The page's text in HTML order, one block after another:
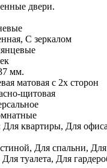
двери.
С зеркалом
мм.
матовая с 2х сторон
щитовая
квартиры, Для
Для спальни, Для
туалета, Для